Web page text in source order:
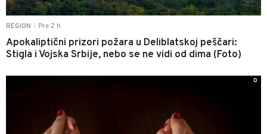
REGION Pre 2 h
Apokaliptični prizori požara u Deliblatskoj peščari:
Stigla i Vojska Srbije, nebo se ne vidi od dima (Foto)
0